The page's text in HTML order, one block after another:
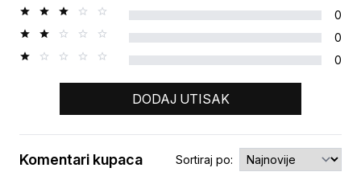
0
0
0
DODAJ UTISAK
Komentari kupaca Sortiraj po: